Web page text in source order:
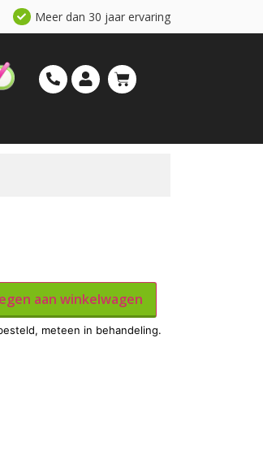
Meer dan 30 jaar ervaring
aan winkelwagen